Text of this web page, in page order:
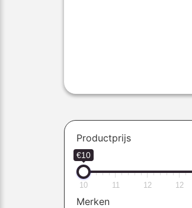
Productprijs
€10
10 11 12 12
Merken